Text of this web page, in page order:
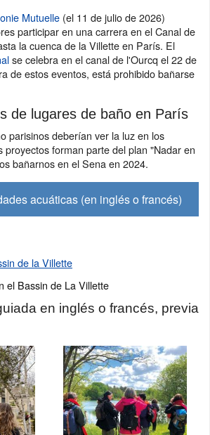
Mutuelle (el 11 de julio de 2026)
participar en una carrera en el Canal de
la cuenca de la Villette en París. El
se celebra en el canal de l'Ourcq el 22 de
de estos eventos, está prohibido bañarse
de lugares de baño en París
parisinos deberían ver la luz en los
proyectos forman parte del plan "Nadar en
bañarnos en el Sena en 2024.
acuáticas (en inglés o francés)
de la Villette
el Bassin de La Villette
en inglés o francés, previa